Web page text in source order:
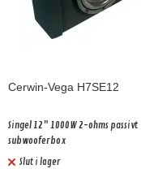
Cerwin-Vega H7SE12
Singel 12" 1000W 2-ohms passivt
subwooferbox
Slut i lager